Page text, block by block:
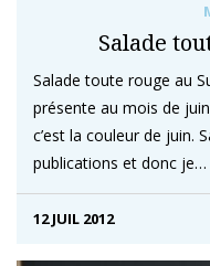
Salade
Salade toute rouge au
présente au mois de
c’est la couleur de juin.
publications et donc je…
12 JUIL 2012